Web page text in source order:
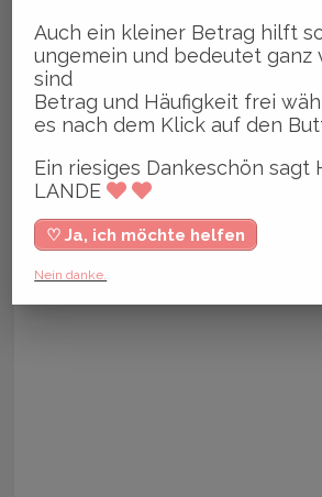
Auch ein kleiner Betrag hilft
ungemein und bedeutet ganz
sind
Betrag und Häufigkeit frei
es nach dem Klick auf den
Ein riesiges Dankeschön sagt
LANDE
♡ Ja, ich möchte helfen
Nein danke.